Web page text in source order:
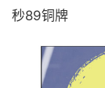
秒89铜牌 ​